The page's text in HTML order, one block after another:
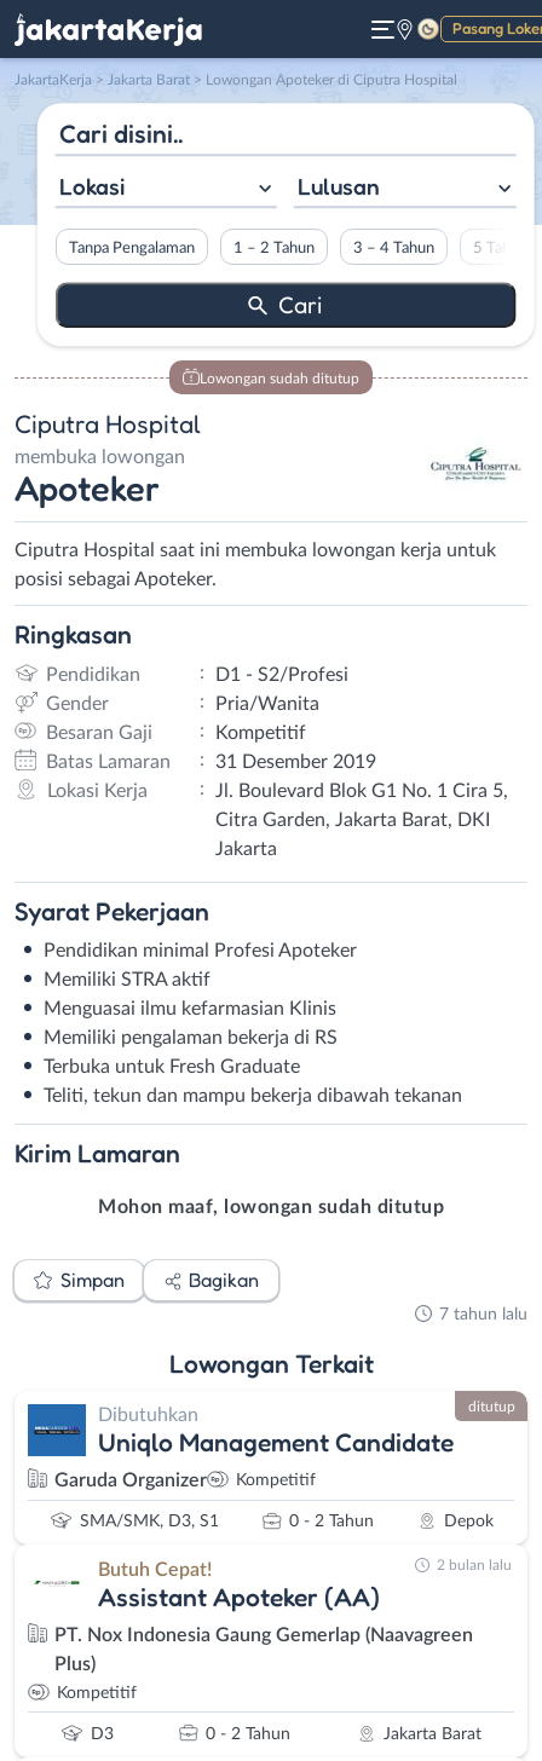
Pasang
Gelap
JakartaKerja > Jakarta Barat > Lowongan Apoteker di Ciputra Hospital
Lokasi Lulusan
Tanpa Pengalaman 1 – 2 Tahun 3 – 4 Tahun 5 Tahun
Lowongan sudah ditutup
Ciputra Hospital
membuka lowongan
Apoteker
Ciputra Hospital saat ini membuka lowongan kerja untuk
posisi sebagai Apoteker.
Ringkasan
Pendidikan :
D1 - S2/Profesi
Gender
:
Pria/Wanita
Besaran Gaji
:
Kompetitif
Batas Lamaran
:
31 Desember 2019
Lokasi Kerja
:
Jl. Boulevard Blok G1 No. 1 Cira 5,
Citra Garden, Jakarta Barat, DKI
Jakarta
Syarat Pekerjaan
Pendidikan minimal Profesi Apoteker
Memiliki STRA aktif
Menguasai ilmu kefarmasian Klinis
Memiliki pengalaman bekerja di RS
Terbuka untuk Fresh Graduate
Teliti, tekun dan mampu bekerja dibawah tekanan
Kirim Lamaran
Mohon maaf, lowongan sudah ditutup
Simpan Bagikan
7 tahun lalu
Lowongan Terkait
Dibutuhkan
Uniqlo Management Candidate
Garuda Organizer Kompetitif
SMA/SMK, D3, S1 0 - 2 Tahun Depok
ditutup
Butuh Cepat!
Assistant Apoteker (AA)
PT. Nox Indonesia Gaung Gemerlap (Naavagreen
Plus)
Kompetitif
D3 0 - 2 Tahun Jakarta Barat
2 bulan lalu